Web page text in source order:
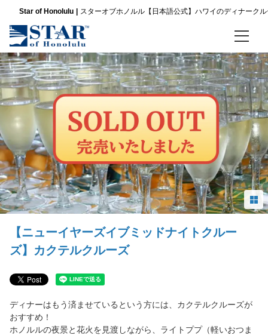
Star of Honolulu スターオブホノルル【日本語公式】ハワイのディナーク
ホーム
ディナークルーズ
パシフィックスターサンセットビュッフェ ＆ ショークルーズ
スリースター サンセットディナー＆ショークルーズ
ノバ ファイブスター サンセット ディナー ＆ ジャズクルーズ
金曜限定 パシフィックスター サンセットビュッフェ＆ショークルーズ
金曜限定 スリースター サンセットディナー＆ショークルーズ
ホリデークルーズ
【ニューイヤーズイブミッドナイトクルー
ズ】カクテルクルーズ
ディナーはもう済ませているという方には、カクテルクルーズが
おすすめ！
ホノルルの夜景と花火を見渡しながら、ライトププ（軽いおつま